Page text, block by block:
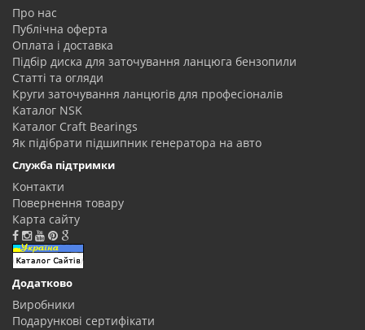
Про нас
Публічна оферта
Оплата і доставка
Підбір диска для заточування ланцюга бензопили
Статті та огляди
Круги заточування ланцюгів для професіоналів
Каталог NSK
Каталог Craft Bearings
Як підібрати підшипник генератора на авто
Служба підтримки
Контакти
Повернення товару
Карта сайту
Додатково
Виробники
Подарункові сертифікати